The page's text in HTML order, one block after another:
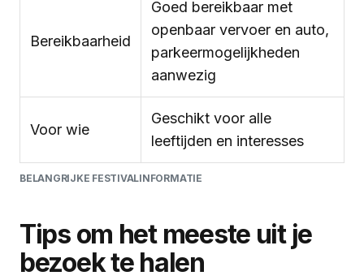
BELANGRIJKE FESTIVALINFORMATIE
Bereikbaarheid
Goed bereikbaar met
openbaar vervoer en auto,
parkeermogelijkheden
aanwezig
Voor wie
Geschikt voor alle
leeftijden en interesses
Tips om het meeste uit je
bezoek te halen